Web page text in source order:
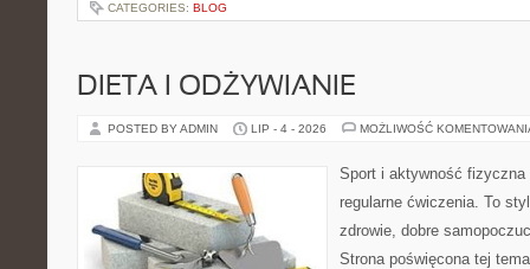
CATEGORIES: BLOG
DIETA I ODŻYWIANIE
POSTED BY ADMIN LIP - 4 - 2026 MOŻLIWOŚĆ
Sport i aktywność
regularne ćwiczenia. To
zdrowie, dobre
Strona poświęcona tej